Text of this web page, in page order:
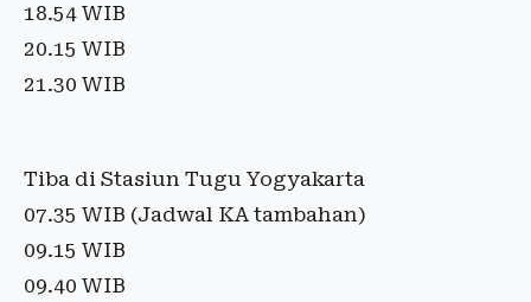
18.54 WIB
20.15 WIB
21.30 WIB
Tiba di Stasiun Tugu Yogyakarta
07.35 WIB (Jadwal KA tambahan)
09.15 WIB
09.40 WIB